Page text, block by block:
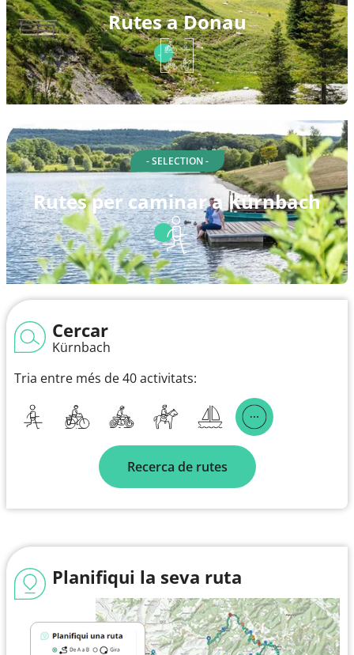
Rutes a Donau
- SELECTION -
Rutes per caminar a Kürnbach
Cercar
Kürnbach
Tria entre més de 40 activitats:
Recerca de rutes
Planifiqui la seva ruta